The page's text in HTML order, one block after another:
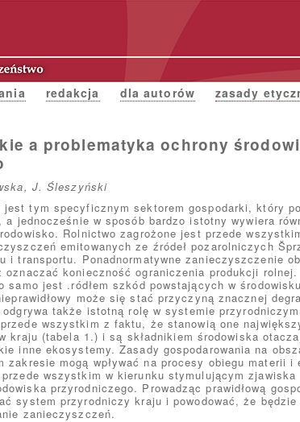
redakcja dla autorów zasady
a problematyka ochrony
J. Śleszyński
jest tym specyficznym sektorem gospodarki, który
a jednocześnie w sposób bardzo istotny wywiera
Rolnictwo zagrożone jest przede
emitowanych ze źródeł pozarolniczych
i transportu. Ponadnormatywne zanieczyszczenie
oznaczać konieczność ograniczenia produkcji rolnej.
samo jest .ródłem szkód powstających w
może się stać przyczyną znacznej
także istotną rolę w systemie
wszystkim z faktu, że stanowią one
kraju (tabela 1.) i są składnikiem środowiska
inne ekosystemy. Zasady gospodarowania na
zakresie mogą wpływać na procesy obiegu materii i
wszystkim w kierunku stymulującym zjawiska
przyrodniczego. Prowadząc prawidłową
system przyrodniczy kraju i powodować, że będzie
zanieczyszczeń.